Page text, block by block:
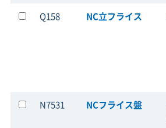
Q158 NC立フライス
N7531 NCフライス盤